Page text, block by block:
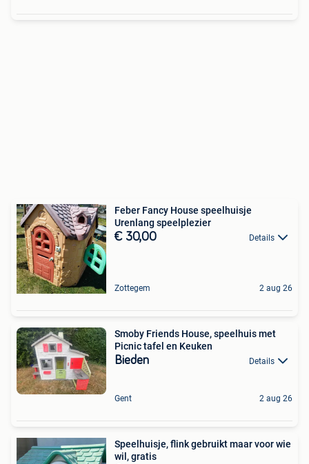
Feber Fancy House speelhuisje
Urenlang speelplezier
€ 30,00 Details
Zottegem 2 aug 26
Smoby Friends House, speelhuis met
Picnic tafel en Keuken
Bieden Details
Gent 2 aug 26
Speelhuisje, flink gebruikt maar voor wie
wil, gratis